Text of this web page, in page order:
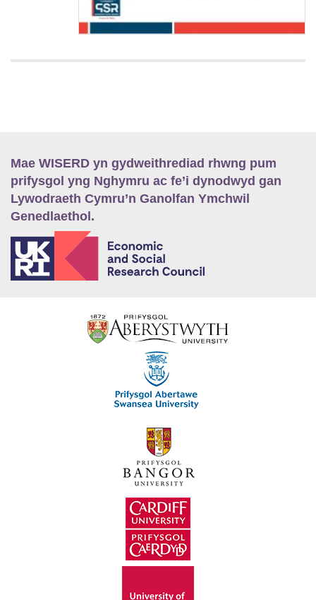
Mae WISERD yn gydweithrediad rhwng pum
prifysgol yng Nghymru ac fe’i dynodwyd gan
Lywodraeth Cymru’n Ganolfan Ymchwil
Genedlaethol.